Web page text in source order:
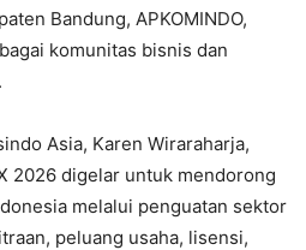
Bandung, APKOMINDO,
komunitas bisnis dan
Asia, Karen Wiraraharja,
2026 digelar untuk mendorong
melalui penguatan sektor
peluang usaha, lisensi,